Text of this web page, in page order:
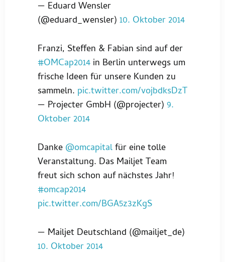
— Eduard Wensler
(@eduard_wensler) 10. Oktober 2014
Franzi, Steffen & Fabian sind auf der
#OMCap2014 in Berlin unterwegs um
frische Ideen für unsere Kunden zu
sammeln. pic.twitter.com/vojbdksDzT
— Projecter GmbH (@projecter) 9.
Oktober 2014
Danke @omcapitalfür eine tolle
Veranstaltung. Das Mailjet Team
freut sich schon auf nächstes Jahr!
#omcap2014
pic.twitter.com/BGA5z3zKgS
— Mailjet Deutschland (@mailjet_de)
10. Oktober 2014